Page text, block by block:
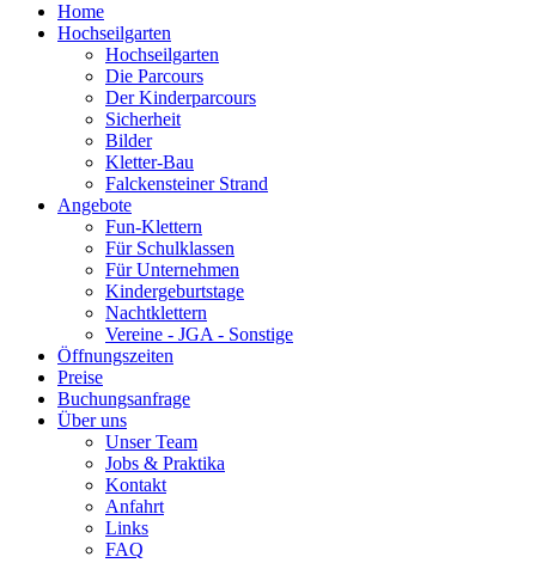
Home
Hochseilgarten
Hochseilgarten
Die Parcours
Der Kinderparcours
Sicherheit
Bilder
Kletter-Bau
Falckensteiner Strand
Angebote
Fun-Klettern
Für Schulklassen
Für Unternehmen
Kindergeburtstage
Nachtklettern
Vereine - JGA - Sonstige
Öffnungszeiten
Preise
Buchungsanfrage
Über uns
Unser Team
Jobs & Praktika
Kontakt
Anfahrt
Links
FAQ